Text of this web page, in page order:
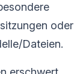
oder
Dateien.